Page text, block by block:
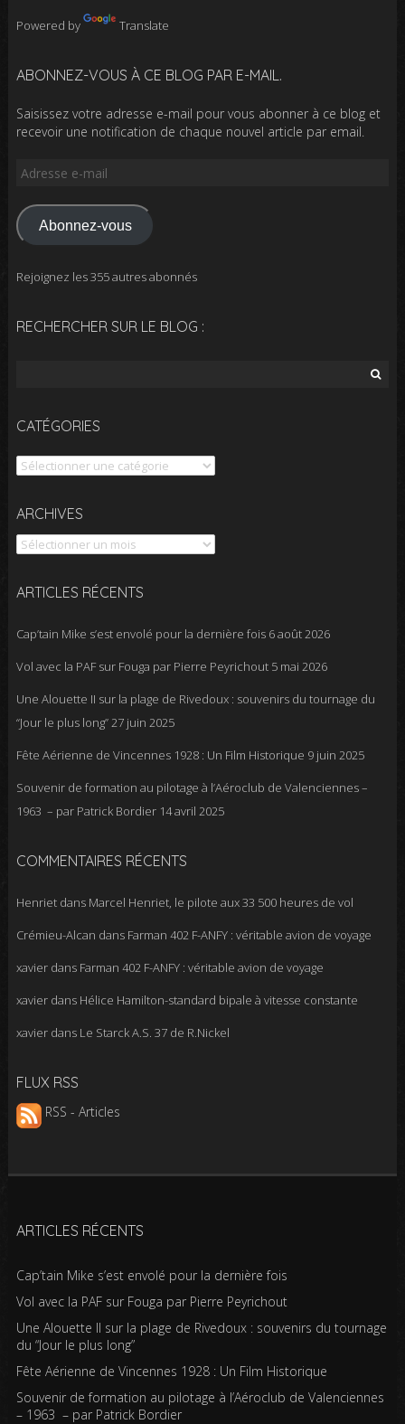
Powered by Translate
ABONNEZ-VOUS À CE BLOG PAR E-MAIL.
Saisissez votre adresse e-mail pour vous abonner à ce blog et
recevoir une notification de chaque nouvel article par email.
Adresse
mail
Abonnez-vous
Rejoignez les 355 autres abonnés
RECHERCHER SUR LE BLOG :
CATÉGORIES
Catégories
ARCHIVES
Archives
ARTICLES RÉCENTS
Cap’tain Mike s’est envolé pour la dernière fois 6 août 2026
Vol avec la PAF sur Fouga par Pierre Peyrichout 5 mai 2026
Une Alouette II sur la plage de Rivedoux : souvenirs du tournage du
“Jour le plus long”27 juin 2025
Fête Aérienne de Vincennes 1928 : Un Film Historique 9 juin 2025
Souvenir de formation au pilotage à l’Aéroclub de Valenciennes –
1963 – par Patrick Bordier 14 avril 2025
COMMENTAIRES RÉCENTS
Henrietdans Marcel Henriet, le pilote aux 33 500 heures de vol
Crémieu-Alcan dans Farman 402 F-ANFY : véritable avion de voyage
xavierdans Farman 402 F-ANFY : véritable avion de voyage
xavierdans Hélice Hamilton-standard bipale à vitesse constante
xavierdans Le Starck A.S. 37 de R.Nickel
FLUX RSS
RSS - Articles
ARTICLES RÉCENTS
Cap’tain Mike s’est envolé pour la dernière fois
Vol avec la PAF sur Fouga par Pierre Peyrichout
Une Alouette II sur la plage de Rivedoux : souvenirs du tournage
du “Jour le plus long”
Fête Aérienne de Vincennes 1928 : Un Film Historique
Souvenir de formation au pilotage à l’Aéroclub de Valenciennes
– 1963 – par Patrick Bordier